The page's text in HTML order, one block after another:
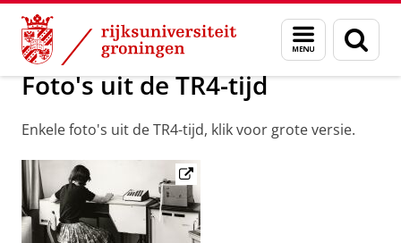
Skip
Content
Skip
Navigation
Menu
en
zoeken
Maatschappij/bedrijven Geschiedenis
Foto's uit de TR4-tijd
Enkele foto's uit de TR4-tijd, klik voor grote versie.